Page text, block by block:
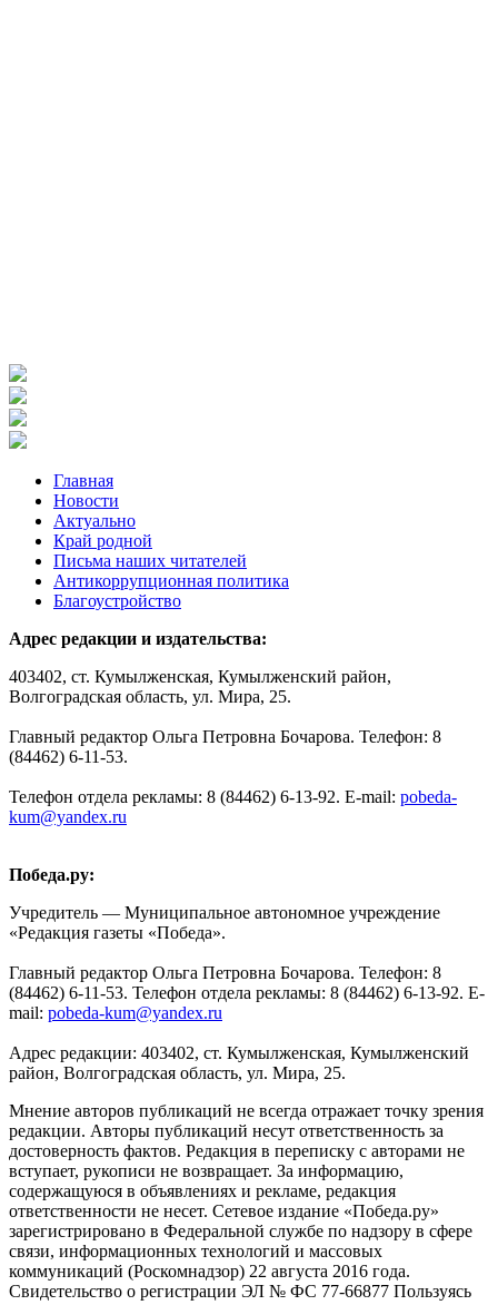
Главная
Новости
Актуально
Край родной
Письма наших читателей
Антикоррупционная политика
Благоустройство
Адрес редакции и издательства:
403402, ст. Кумылженская, Кумылженский район,
Волгоградская область, ул. Мира, 25.
Главный редактор Ольга Петровна Бочарова. Телефон: 8
(84462) 6-11-53.
Телефон отдела рекламы: 8 (84462) 6-13-92. E-mail: pobeda-
kum@yandex.ru
Победа.ру:
Учредитель — Муниципальное автономное учреждение
«Редакция газеты «Победа».
Главный редактор Ольга Петровна Бочарова. Телефон: 8
(84462) 6-11-53. Телефон отдела рекламы: 8 (84462) 6-13-92. E-
mail: pobeda-kum@yandex.ru
Адрес редакции: 403402, ст. Кумылженская, Кумылженский
район, Волгоградская область, ул. Мира, 25.
Мнение авторов публикаций не всегда отражает точку зрения
редакции. Авторы публикаций несут ответственность за
достоверность фактов. Редакция в переписку с авторами не
вступает, рукописи не возвращает. За информацию,
содержащуюся в объявлениях и рекламе, редакция
ответственности не несет. Сетевое издание «Победа.ру»
зарегистрировано в Федеральной службе по надзору в сфере
связи, информационных технологий и массовых
коммуникаций (Роскомнадзор) 22 августа 2016 года.
Свидетельство о регистрации ЭЛ № ФС 77-66877 Пользуясь